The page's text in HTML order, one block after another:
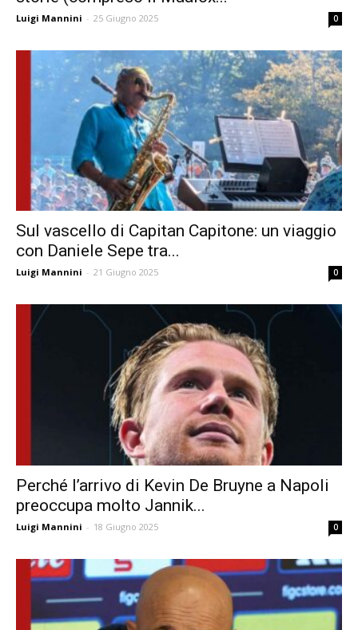
Luigi Mannini - 25 Giugno 2025 0
Sul vascello di Capitan Capitone: un viaggio
con Daniele Sepe tra...
Luigi Mannini - 21 Giugno 2025 0
Perché l’arrivo di Kevin De Bruyne a Napoli
preoccupa molto Jannik...
Luigi Mannini - 18 Giugno 2025 0